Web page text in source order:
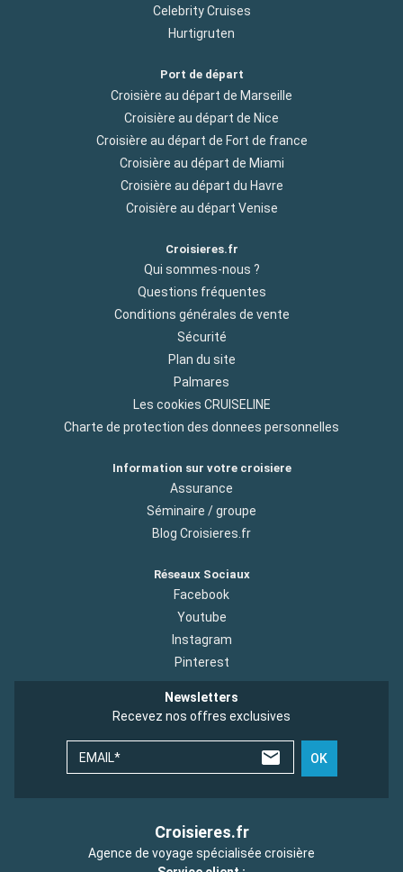
Celebrity Cruises
Hurtigruten
Port de départ
Croisière au départ de Marseille
Croisière au départ de Nice
Croisière au départ de Fort de france
Croisière au départ de Miami
Croisière au départ du Havre
Croisière au départ Venise
Croisieres.fr
Qui sommes-nous ?
Questions fréquentes
Conditions générales de vente
Sécurité
Plan du site
Palmares
Les cookies CRUISELINE
Charte de protection des donnees personnelles
Information sur votre croisiere
Assurance
Séminaire / groupe
Blog Croisieres.fr
Réseaux Sociaux
Facebook
Youtube
Instagram
Pinterest
Newsletters
Recevez nos offres exclusives
EMAIL* OK
Croisieres.fr
Agence de voyage spécialisée croisière